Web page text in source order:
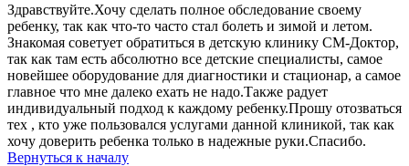
Здравствуйте.Хочу сделать полное обследование своему
ребенку, так как что-то часто стал болеть и зимой и летом.
Знакомая советует обратиться в детскую клинику СМ-Доктор,
так как там есть абсолютно все детские специалисты, самое
новейшее оборудование для диагностики и стационар, а самое
главное что мне далеко ехать не надо.Также радует
индивидуальный подход к каждому ребенку.Прошу отозваться
тех , кто уже пользовался услугами данной клиникой, так как
хочу доверить ребенка только в надежные руки.Спасибо.
Вернуться к началу